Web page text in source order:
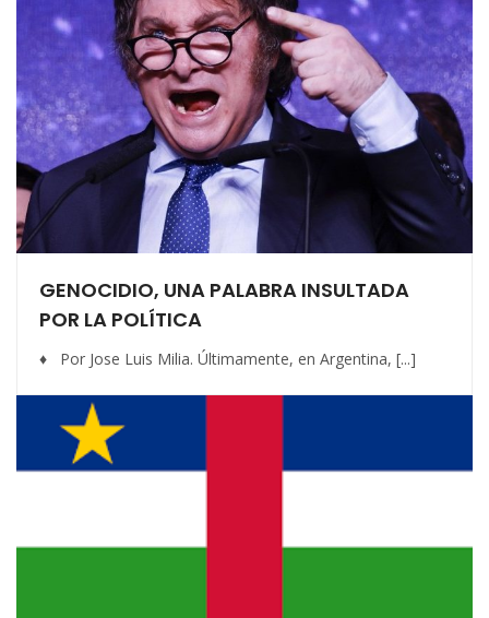
GENOCIDIO, UNA PALABRA INSULTADA
POR LA POLÍTICA
♦ Por Jose Luis Milia. Últimamente, en Argentina, [...]